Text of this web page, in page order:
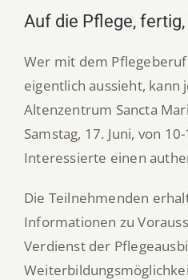
Auf die Pflege,
Wer mit dem
eigentlich aussieht, kann
Altenzentrum Sancta
Samstag, 17. Juni, von
Interessierte einen
Die Teilnehmenden
Informationen zu
Verdienst der